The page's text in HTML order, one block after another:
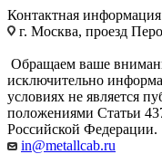
Контактная информация
г. Москва, проезд
Обращаем ваше
исключительно
условиях не является
положениями Статьи
Российской Федерации.
in@metallcab.ru